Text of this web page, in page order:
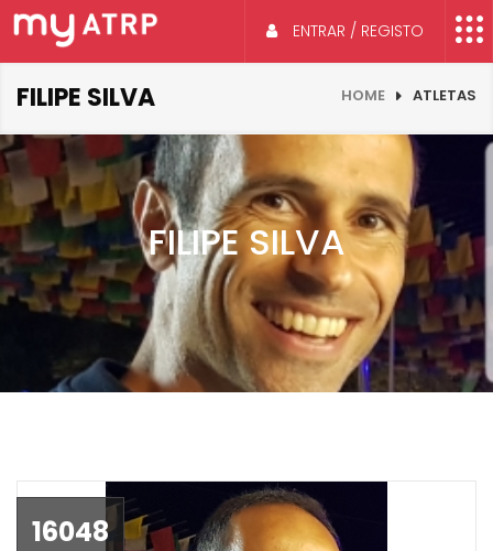
ENTRAR / REGISTO
FILIPE SILVA HOME ATLETAS
FILIPE SILVA
16048